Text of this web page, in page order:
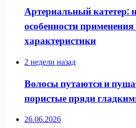
Артериальный катетер:
особенности
характеристики
2 недели назад
Волосы путаются и
пористые пряди
26.06.2026